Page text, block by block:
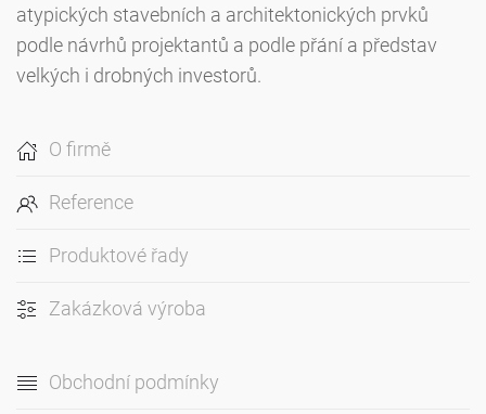
atypických stavebních a architektonických prvků
podle návrhů projektantů a podle přání a představ
velkých i drobných investorů.
O firmě
Reference
Produktové řady
Zakázková výroba
Obchodní podmínky